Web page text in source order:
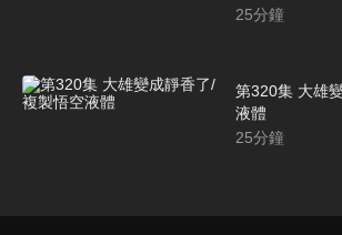
25分鐘
第320集 大雄
液體
25分鐘